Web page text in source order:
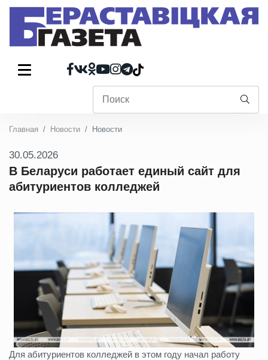
Главная Новости Новости
30.05.2026
В Беларуси работает единый сайт для
абитуриентов колледжей
Для абитуриентов колледжей в этом году начал работу